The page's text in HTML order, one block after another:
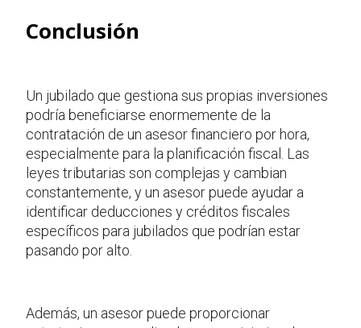
Conclusión
Un jubilado que gestiona sus propias inversiones
podría beneficiarse enormemente de la
contratación de un asesor financiero por hora,
especialmente para la planificación fiscal. Las
leyes tributarias son complejas y cambian
constantemente, y un asesor puede ayudar a
identificar deducciones y créditos fiscales
específicos para jubilados que podrían estar
pasando por alto.
Además, un asesor puede proporcionar